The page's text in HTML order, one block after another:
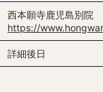
西本願寺鹿児島別院
https://
詳細後日